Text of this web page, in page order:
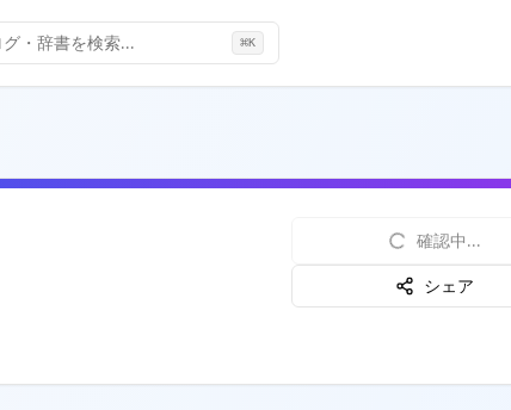
グ・辞書を検索... ⌘K
確認中...
シェア